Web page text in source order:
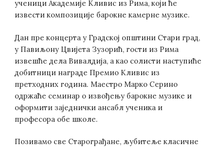
ученици Академије Кливис из Рима, који ће
извести композиције барокне камерне музике.
Дан пре концерта у Градској општини Стари град,
у Павиљону Цвијета Зузорић, гости из Рима
извешће дела Вивалдија, а као солисти наступиће
добитници награде Премио Кливис из
претходних година. Маестро Марко Серино
одржаће семинар о извођењу барокне музике и
оформити заједнички ансабл ученика и
професора обе школе.
Позивамо све Старограђане, љубитеље класичне